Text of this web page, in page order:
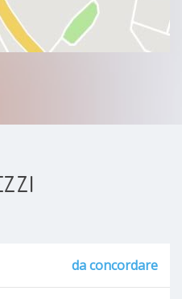
da concordare